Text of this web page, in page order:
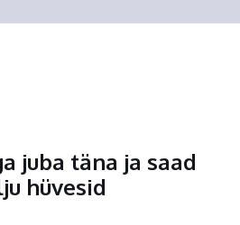
juba täna ja saad
hüvesid